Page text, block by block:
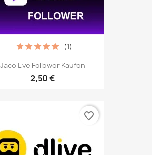
Jaco Live Follower Kaufen
2,50 €
(1)
favorite_border